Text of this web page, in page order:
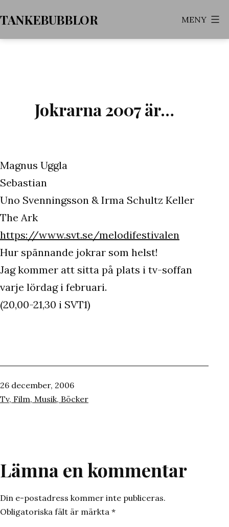
till
innehåll
TANKEBUBBLOR MENY
Jokrarna 2007 är…
Magnus Uggla
Sebastian
Uno Svenningsson & Irma Schultz Keller
The Ark
https://www.svt.se/melodifestivalen
Hur spännande jokrar som helst!
Jag kommer att sitta på plats i tv-soffan
varje lördag i februari.
(20,00-21,30 i SVT1)
Publicerat
den
26 december, 2006
Kategoriserat
Tv, Film, Musik, Böcker
Lämna en kommentar
Din e-postadress kommer inte publiceras.
Obligatoriska fält är märkta *